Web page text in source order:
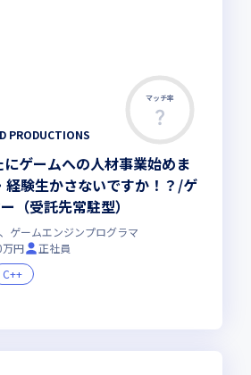
マッチ率
PRODUCTIONS
ゲームへの人材事業始めま
経験生かさないですか！？/ゲ
（受託先常駐型）
ゲームエンジンプログラマ
円
正社員
C++